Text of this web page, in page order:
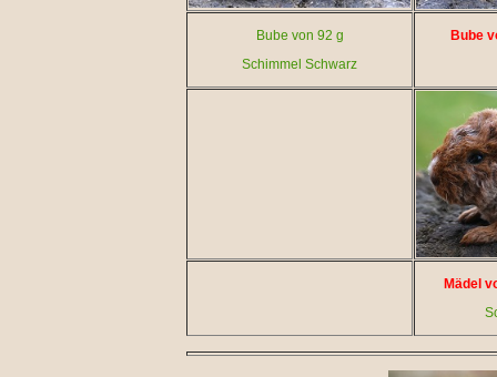
Bube von 92 g
Schimmel Schwarz
Bube
Mädel